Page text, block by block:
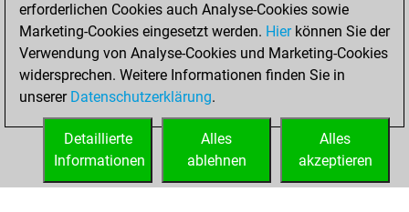
Tactics
You
solved 18 tactics
positions
You achieved
tactics positions
erforderlichen Cookies auch Analyse-Cookies sowie
Marketing-Cookies eingesetzt werden. Hierkönnen Sie der
Verwendung von Analyse-Cookies und Marketing-Cookies
widersprechen. Weitere Informationen finden Sie in
unserer Datenschutzerklärung.
Alles
akzeptieren
Alles
ablehnen
Detaillierte
Informationen